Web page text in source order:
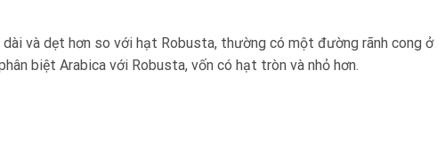
dài và dẹt hơn so với hạt Robusta, thường có một đường rãnh cong ở
biệt Arabica với Robusta, vốn có hạt tròn và nhỏ hơn.